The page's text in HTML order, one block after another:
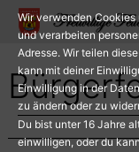
Zum
Inhalt
springen
Wir verwenden
und verarbeiten
Adresse. Wir teilen
kann mit deiner
Einwilligung in der
zu ändern oder zu
Du bist unter 16 Jahre
einwilligen, oder du